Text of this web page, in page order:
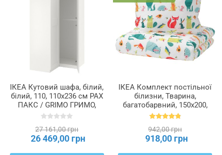
ІКЕА Кутовий шафа, білий,
білий, 110, 110x236 см PAX
ПАКС / GRIMO ГРИМО,
392.185.12
27 161,00 грн
26 469,00 грн
ІКЕА Комплект постільної
білизни, Тварина,
багатобарвний, 150x200,
50x60 см LATTJO ЛАТТО,
942,00 грн
918,00 грн